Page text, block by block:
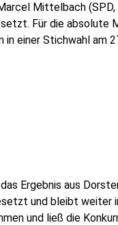
Mittelbach (SPD,
Für die
in einer Stichwahl am
Ergebnis aus
und bleibt weiter
und ließ die